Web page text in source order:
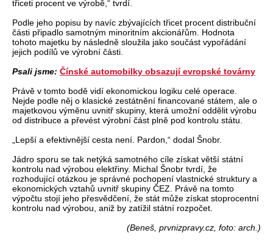
třiceti procent ve výrobě,“ tvrdí.
Podle jeho popisu by navíc zbývajících třicet procent distribuční
části připadlo samotným minoritním akcionářům. Hodnota
tohoto majetku by následně sloužila jako součást vypořádání
jejich podílů ve výrobní části.
Psali jsme: Čínské automobilky obsazují evropské továrny
Právě v tomto bodě vidí ekonomickou logiku celé operace.
Nejde podle něj o klasické zestátnění financované státem, ale o
majetkovou výměnu uvnitř skupiny, která umožní oddělit výrobu
od distribuce a převést výrobní část plně pod kontrolu státu.
„Lepší a efektivnější cesta není. Pardon,“ dodal Šnobr.
Jádro sporu se tak netýká samotného cíle získat větší státní
kontrolu nad výrobou elektřiny. Michal Šnobr tvrdí, že
rozhodující otázkou je správné pochopení vlastnické struktury a
ekonomických vztahů uvnitř skupiny ČEZ. Právě na tomto
výpočtu stojí jeho přesvědčení, že stát může získat stoprocentní
kontrolu nad výrobou, aniž by zatížil státní rozpočet.
(Beneš, prvnizpravy.cz, foto: arch.)